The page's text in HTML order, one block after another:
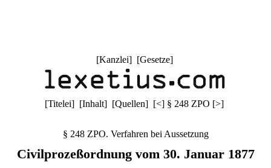
[Kanzlei] [Gesetze]
[Titelei] [Inhalt] [Quellen] [<] § 248 ZPO [>]
§ 248 ZPO. Verfahren bei Aussetzung
Civilprozeßordnung vom 30. Januar 1877